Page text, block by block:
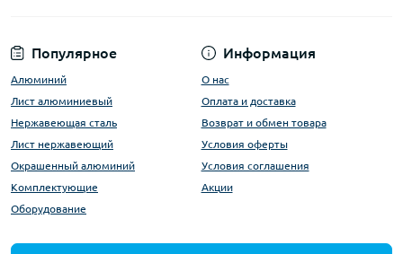
Популярное
Алюминий
Лист алюминиевый
Нержавеющая сталь
Лист нержавеющий
Окрашенный алюминий
Комплектующие
Оборудование
Информация
О нас
Оплата и доставка
Возврат и обмен товара
Условия оферты
Условия соглашения
Акции